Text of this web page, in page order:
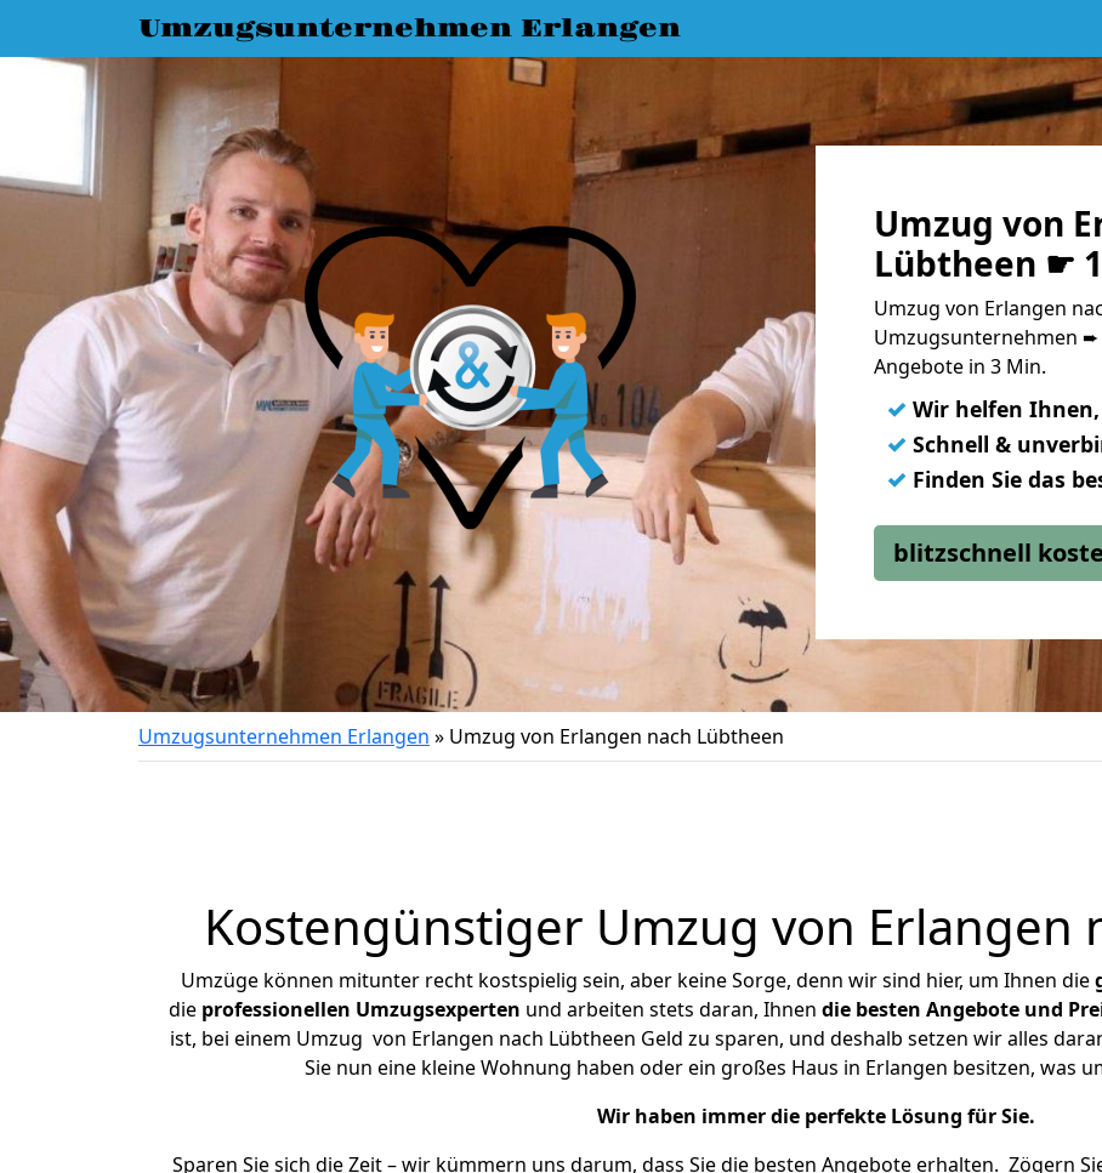
Umzugsunternehmen Erlangen
Umzug von
Lübtheen ☛
Umzug von Erlangen
Umzugsunternehmen ➨
Angebote in 3 Min.
✓ Wir helfen
✓ Schnell &
✓ Finden Sie das
blitzschnell
Umzugsunternehmen Erlangen » Umzug von Erlangen nach Lübtheen
Kostengünstiger Umzug von Erlangen
Umzüge können mitunter recht kostspielig sein, aber keine Sorge, denn wir sind hier, um Ihnen die
die professionellen Umzugsexperten und arbeiten stets daran, Ihnen die besten Angebote und
ist, bei einem Umzug von Erlangen nach Lübtheen Geld zu sparen, und deshalb setzen wir alles
Sie nun eine kleine Wohnung haben oder ein großes Haus in Erlangen besitzen, was
Wir haben immer die perfekte Lösung für Sie.
Sparen Sie sich die Zeit – wir kümmern uns darum, dass Sie die besten Angebote erhalten. Zögern